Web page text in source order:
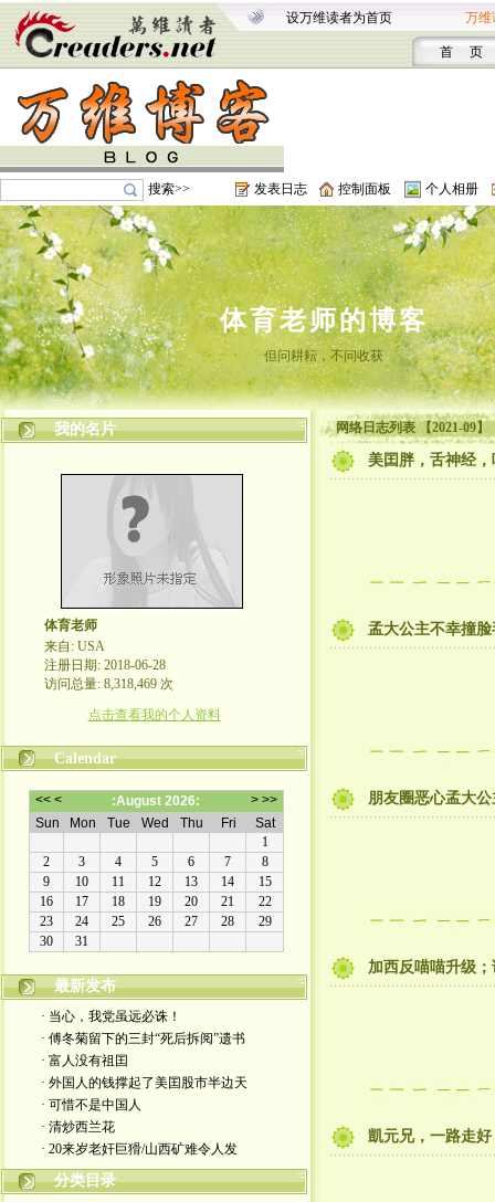
设万维读者为首页 万维
首 页
搜索>> 发表日志 控制面板 个人相册
体育老师的博客
但问耕耘，不问收获
我的名片
体育老师
来自: USA
注册日期: 2018-06-28
访问总量: 8,318,469 次
点击查看我的个人资料
Calendar
最新发布
· 当心，我党虽远必诛！
· 傅冬菊留下的三封“死后拆阅”遗书
· 富人没有祖囯
· 外国人的钱撑起了美囯股市半边天
· 可惜不是中国人
· 清炒西兰花
· 20来岁老奸巨猾/山西矿难令人发
分类目录
网络日志列表 【2021-09】
美囯胖，舌神经
孟大公主不幸撞
朋友圈恶心孟大
加西反喵喵升级
凱元兄，一路走好